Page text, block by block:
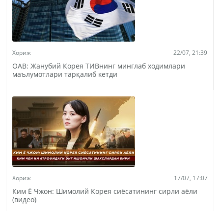
Хориж 22/07, 21:39
ОАВ: Жанубий Корея ТИВнинг минглаб ходимлари
маълумотлари тарқалиб кетди
Хориж 17/07, 17:07
Ким Ё Чжон: Шимолий Корея сиёсатининг сирли аёли
(видео)